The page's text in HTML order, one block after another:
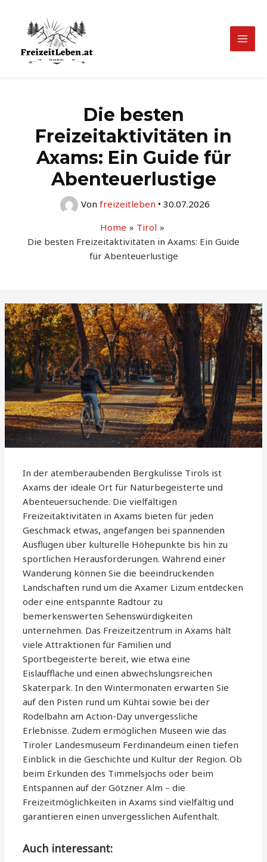
springen
Main
Die besten
Freizeitaktivitäten in
Axams: Ein Guide für
Abenteuerlustige
Von freizeitleben • 30.07.2026
Home
Tirol
Die besten Freizeitaktivitäten in Axams: Ein Guide
für Abenteuerlustige
In der atemberaubenden Bergkulisse Tirols ist
Axams der ideale Ort für Naturbegeisterte und
Abenteuersuchende. Die vielfältigen
Freizeitaktivitäten in Axams bieten für jeden
Geschmack etwas, angefangen bei spannenden
Ausflügen über kulturelle Höhepunkte bis hin zu
sportlichen Herausforderungen. Während einer
Wanderung können Sie die beeindruckenden
Landschaften rund um die Axamer Lizum entdecken
oder eine entspannte Radtour zu
bemerkenswerten Sehenswürdigkeiten
unternehmen. Das Freizeitzentrum in Axams hält
viele Attraktionen für Familien und
Sportbegeisterte bereit, wie etwa eine
Eislauffläche und einen abwechslungsreichen
Skaterpark. In den Wintermonaten erwarten Sie
auf den Pisten rund um Kühtai sowie bei der
Rodelbahn am Action-Day unvergessliche
Erlebnisse. Zudem ermöglichen Museen wie das
Tiroler Landesmuseum Ferdinandeum einen tiefen
Einblick in die Geschichte und Kultur der Region. Ob
beim Erkunden des Timmelsjochs oder beim
Entspannen auf der Götzner Alm – die
Freizeitmöglichkeiten in Axams sind vielfältig und
garantieren einen unvergesslichen Aufenthalt.
Auch interessant: